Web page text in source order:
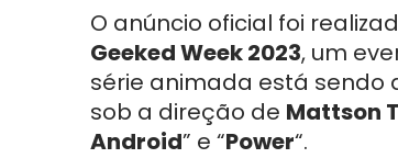
O anúncio oficial foi
Geeked Week 2023, um
série animada está sendo
sob a direção de Mattson
Android” e “Power“.